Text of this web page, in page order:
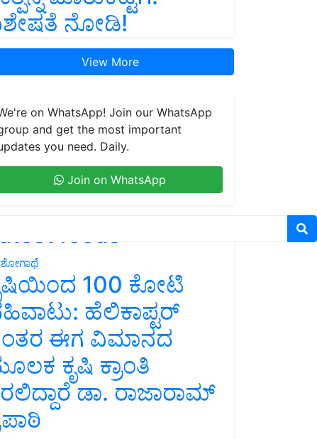
ನೋಡಿ!
View More
on WhatsApp! Join our WhatsApp
and get the most important
you need. Daily.
Join on WhatsApp
feeds
100 ಕೋಟಿ
ಹೆಲಿಕಾಪ್ಟರ್
ಈಗ ವಿಮಾನದ
ಕೃಷಿ ಕ್ರಾಂತಿ
ಡಾ. ರಾಜಾರಾಮ್